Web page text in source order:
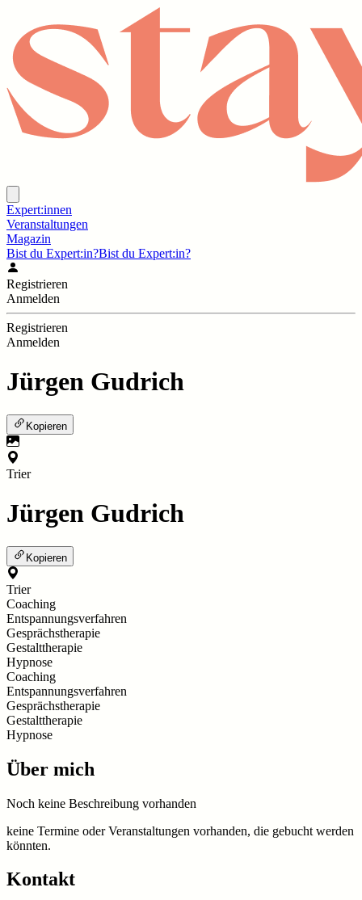
Expert:innen
Veranstaltungen
Magazin
Bist du Expert:in?Bist du Expert:in?
Registrieren
Anmelden
Registrieren
Anmelden
Jürgen Gudrich
Kopieren
Trier
Jürgen Gudrich
Kopieren
Trier
Coaching
Entspannungsverfahren
Gesprächstherapie
Gestalttherapie
Hypnose
Coaching
Entspannungsverfahren
Gesprächstherapie
Gestalttherapie
Hypnose
Über mich
Noch keine Beschreibung vorhanden
keine Termine oder Veranstaltungen vorhanden, die gebucht werden
könnten.
Kontakt